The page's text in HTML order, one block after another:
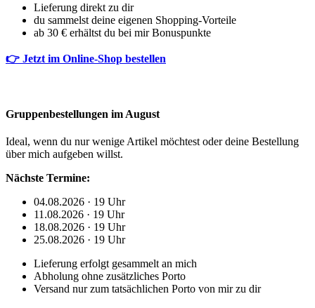
Lieferung direkt zu dir
du sammelst deine eigenen Shopping-Vorteile
ab 30 € erhältst du bei mir Bonuspunkte
👉 Jetzt im Online-Shop bestellen
Gruppenbestellungen im August
Ideal, wenn du nur wenige Artikel möchtest oder deine Bestellung
über mich aufgeben willst.
Nächste Termine:
04.08.2026 · 19 Uhr
11.08.2026 · 19 Uhr
18.08.2026 · 19 Uhr
25.08.2026 · 19 Uhr
Lieferung erfolgt gesammelt an mich
Abholung ohne zusätzliches Porto
Versand nur zum tatsächlichen Porto von mir zu dir